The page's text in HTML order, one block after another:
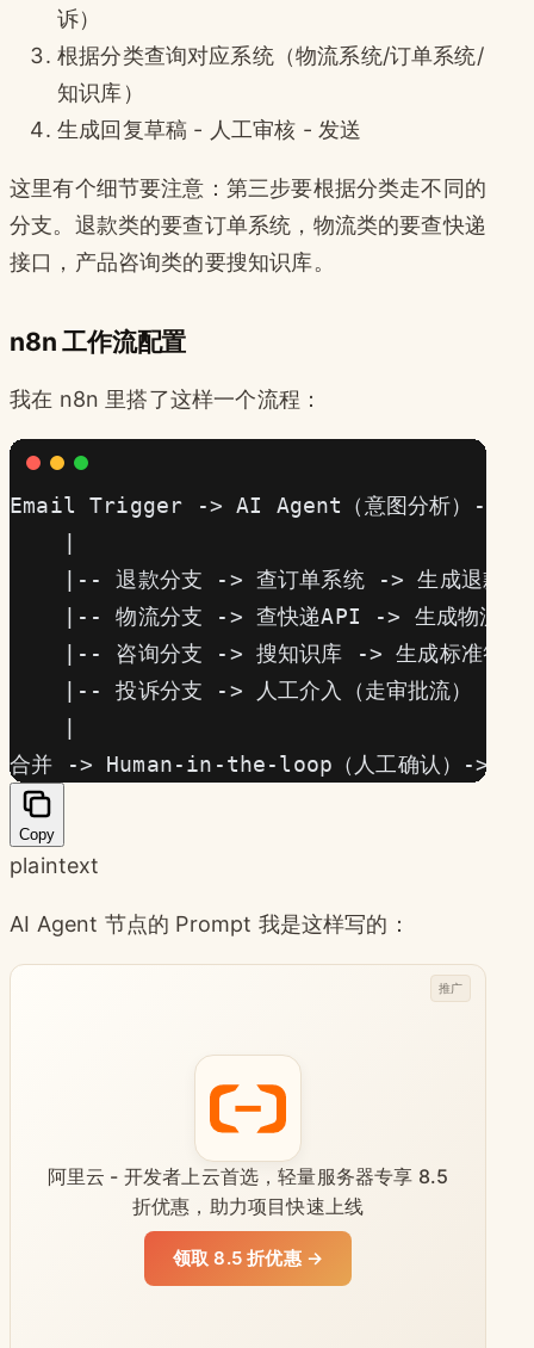
诉）
根据分类查询对应系统（物流系统/订单系统/
知识库）
生成回复草稿 - 人工审核 - 发送
这里有个细节要注意：第三步要根据分类走不同的
分支。退款类的要查订单系统，物流类的要查快递
接口，产品咨询类的要搜知识库。
n8n 工作流配置
我在 n8n 里搭了这样一个流程：
Email Trigger -> AI Agent（意图分析）->
    |
|-- 退款分支 -> 查订单系统 -> 生成退款处
|-- 物流分支 -> 查快递API -> 生成物流状
    |-- 咨询分支 -> 搜知识库 -> 生成标准答案
    |-- 投诉分支 -> 人工介入（走审批流）
    |
合并 -> Human-in-the-loop（人工确认）-> 发
Copy
plaintext
AI Agent 节点的 Prompt 我是这样写的：
阿里云 - 开发者上云首选，轻量服务器专享 8.5
折优惠，助力项目快速上线
领取 8.5 折优惠 →
推广